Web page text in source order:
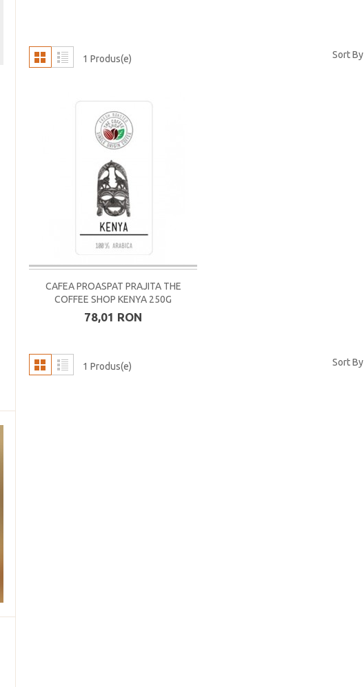
1 Produs(e) Sort By
CAFEA PROASPAT PRAJITA THE
COFFEE SHOP KENYA 250G
78,01 RON
1 Produs(e) Sort By